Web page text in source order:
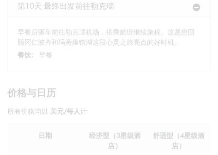
第10天 最终出发前往勒克瑙
早餐后驱车前往勒克瑙机场，搭乘航班继续旅程。这是您回
顾冈仁波齐和玛旁雍错湖这段心灵之旅亮点的好时机。
餐饮:
早餐
价格与日历
所有价格均以 美元/每人计
日期
经济型（3星级酒
店）
舒适型（4星级酒
店）